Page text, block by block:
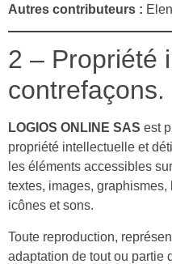
Autres contributeurs :
2 – Propriété
contrefaçons.
LOGIOS ONLINE SAS est
propriété intellectuelle et
les éléments accessibles
textes, images,
icônes et sons.
Toute reproduction,
adaptation de tout ou partie